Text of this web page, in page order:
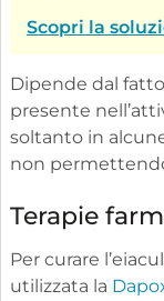
Scopri la
Dipende dal
presente
soltanto in
non
Terapie
Per curare
utilizzata la